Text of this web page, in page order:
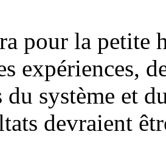
pour la petite
expériences,
du système et
devraient